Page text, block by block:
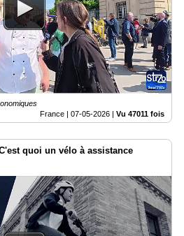
France | 07-05-2026 Vu 47011 fois
quoi un vélo à assistance